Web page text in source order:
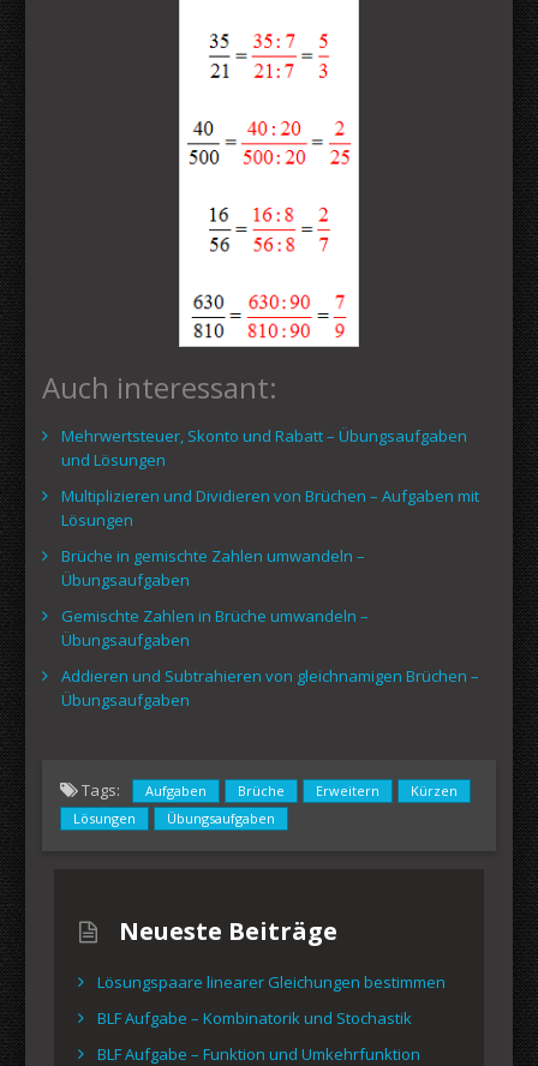
Auch interessant:
Mehrwertsteuer, Skonto und Rabatt – Übungsaufgaben
und Lösungen
Multiplizieren und Dividieren von Brüchen – Aufgaben mit
Lösungen
Brüche in gemischte Zahlen umwandeln –
Übungsaufgaben
Gemischte Zahlen in Brüche umwandeln –
Übungsaufgaben
Addieren und Subtrahieren von gleichnamigen Brüchen –
Übungsaufgaben
Tags: Aufgaben Brüche Erweitern
Kürzen
Lösungen
Übungsaufgaben
Neueste Beiträge
Lösungspaare linearer Gleichungen bestimmen
BLF Aufgabe – Kombinatorik und Stochastik
BLF Aufgabe – Funktion und Umkehrfunktion